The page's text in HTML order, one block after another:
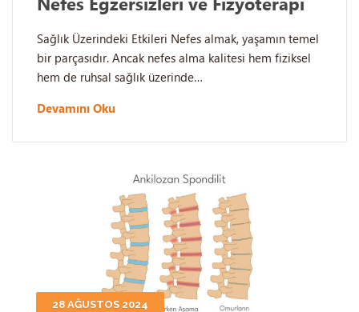
Sağlık Üzerindeki Etkileri Nefes almak, yaşamın temel
bir parçasıdır. Ancak nefes alma kalitesi hem fiziksel
hem de ruhsal sağlık üzerinde…
Devamını Oku
28 AĞUSTOS 2024